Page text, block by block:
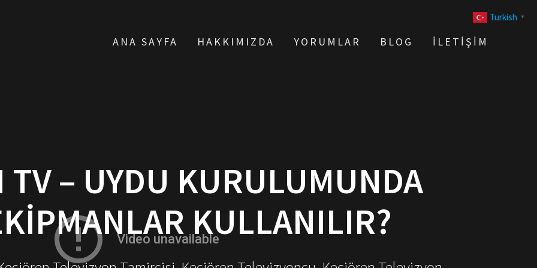
ANA SAYFA HAKKIMIZDA YORUMLAR BLOG İLETIŞIM
TV – UYDU KURULUMUNDA
KULLANILIR?
Turkish ▼